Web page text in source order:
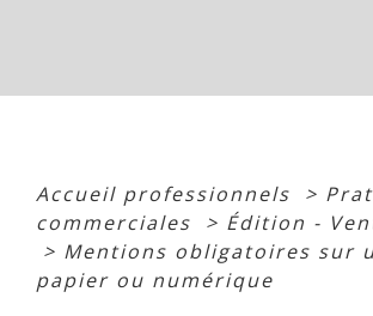
Accueil professionnels >
commerciales
> Édition -
> Mentions obligatoires sur
papier ou numérique